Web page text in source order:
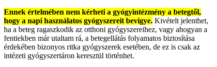
Ennek értelmében nem kérheti a gyógyintézmény a betegtől,
hogy a napi használatos gyógyszereit bevigye. Kivételt jelenthet,
ha a beteg ragaszkodik az otthoni gyógyszereihez, vagy ahogyan a
fentiekben már utaltam rá, a betegellátás folyamatos biztosítása
érdekében bizonyos ritka gyógyszerek esetében, de ez is csak az
intézeti gyógyszertáron keresztül történhet.